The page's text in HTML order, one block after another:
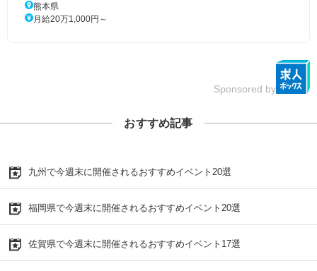
熊本県
月給20万1,000円～
Sponsored by
おすすめ記事
九州で今週末に開催されるおすすめイベント20選
福岡県で今週末に開催されるおすすめイベント20選
佐賀県で今週末に開催されるおすすめイベント17選